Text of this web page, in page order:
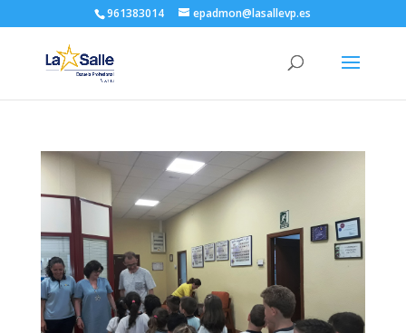
961383014 epadmon@lasallevp.es